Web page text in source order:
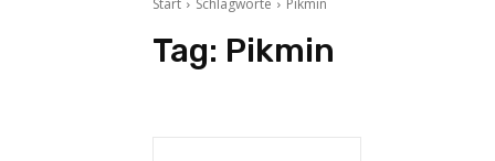
Start Schlagworte Pikmin
Tag: Pikmin